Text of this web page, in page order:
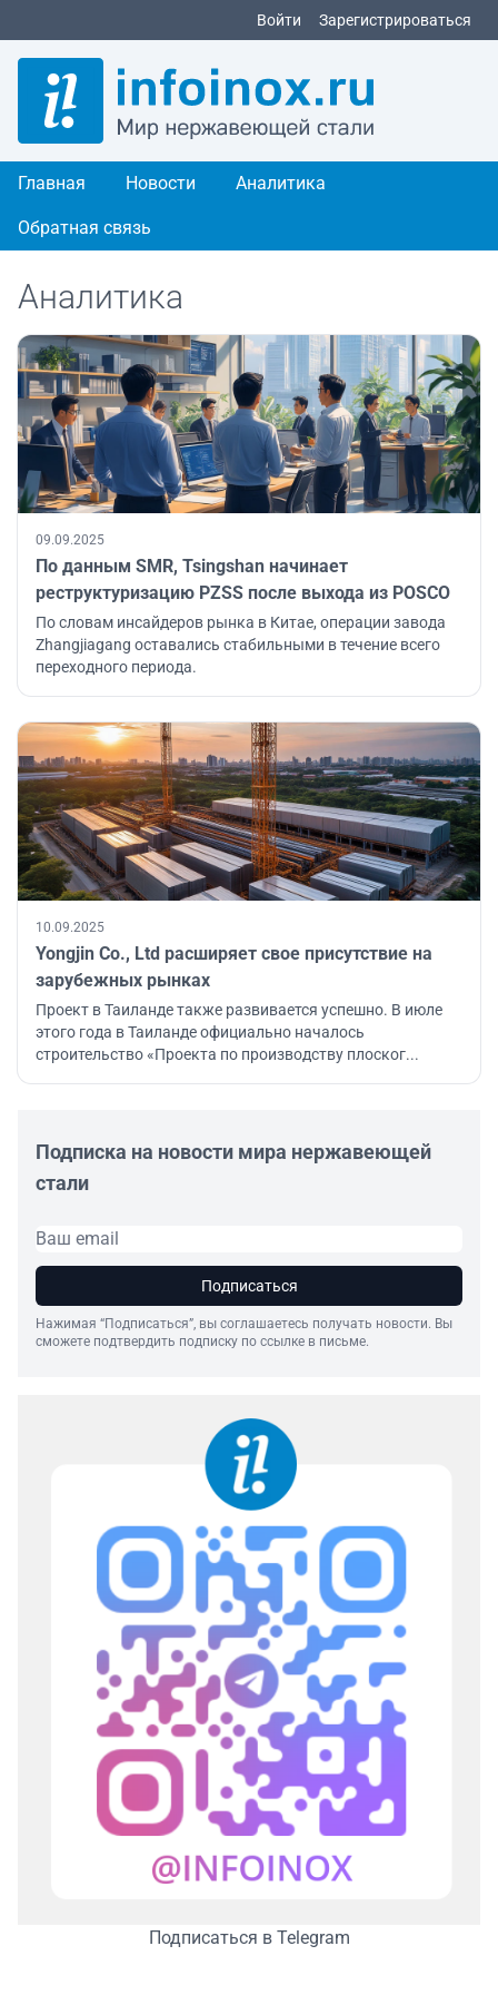
Войти Зарегистрироваться
Главная Новости Аналитика
Обратная связь
Аналитика
09.09.2025
По данным SMR, Tsingshan начинает
реструктуризацию PZSS после выхода из POSCO
По словам инсайдеров рынка в Китае, операции завода
Zhangjiagang оставались стабильными в течение всего
переходного периода.
10.09.2025
Yongjin Co., Ltd расширяет свое присутствие на
зарубежных рынках
Проект в Таиланде также развивается успешно. В июле
этого года в Таиланде официально началось
строительство «Проекта по производству плоског...
Подписка на новости мира нержавеющей
стали
Подписаться
Нажимая “Подписаться”, вы соглашаетесь получать новости. Вы
сможете подтвердить подписку по ссылке в письме.
Подписаться в Telegram